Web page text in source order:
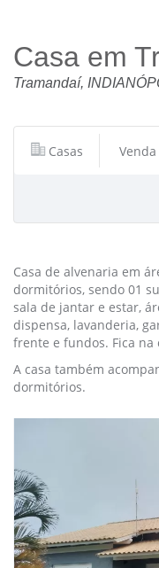
Casa em
Tramandaí,
Casas Venda
Casa de alvenaria em
dormitórios, sendo 01
sala de jantar e estar,
dispensa, lavanderia,
frente e fundos. Fica na
A casa também
dormitórios.